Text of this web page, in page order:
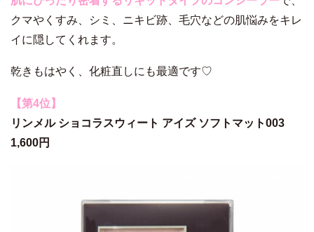
クマやくすみ、シミ、ニキビ跡、毛穴などの肌悩みをキレ
イに隠してくれます。
乾きもはやく、化粧直しにも最適です♡
【第4位】
リンメル ショコラスウィート アイズ ソフトマット003
1,600円